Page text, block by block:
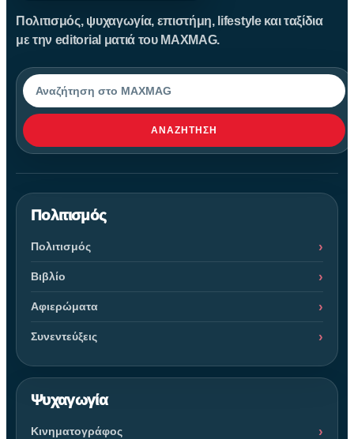
Πολιτισμός, ψυχαγωγία, επιστήμη, lifestyle και ταξίδια
με την editorial ματιά του MAXMAG.
Αναζήτηση
ΑΝΑΖΉΤΗΣΗ
Πολιτισμός
Πολιτισμός
Βιβλίο
Αφιερώματα
Συνεντεύξεις
Ψυχαγωγία
Κινηματογράφος